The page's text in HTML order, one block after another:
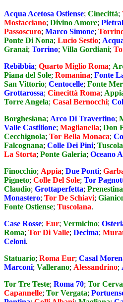
Acqua Acetosa Ostiense; Cinecittà;
Mostacciano; Divino Amore;
Passoscuro; Marco Simone;
Ponte Di Nona; Lucio Sestio;
Granai; Torrino; Villa Gordiani;
Rebibbia; Quarto Miglio Roma;
Piana del Sole; Romanina; Fonte
San Vittorio; Centocelle; Fonte
Grottarossa; Cinecittà Roma;
Torre Angela; Casal Bernocchi;
Borghesiana; Arco Di Travertino;
Valle Castilione; Maglianella; Don
Cecchignola; Tor Bella Monaca;
Falcognana; Colle Dei Pini;
La Storta; Ponte Galeria; Oceano
Finocchio; Appia; Due Ponti;
Pigneto; Colle Del Sole; Tor
Claudio; Grottaperfetta; Prenestina
Monastero; Tor De Schiavi;
Fonte Ostiense; Tuscolana.
Case Rosse; Eur; Vermicino;
Roma; Tor Di Valle; Decima;
Celoni.
Statuario; Roma Eur; Casal
Marconi; Vallerano; Alessandrino;
Tor Tre Teste; Roma 70; Tor
Capannelle; Tor Vergata;